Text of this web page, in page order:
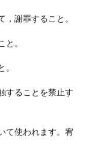
罪すること。
。
ることを禁止す
て使われます。宥